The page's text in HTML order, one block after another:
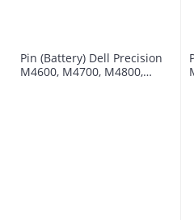
Pin (Battery) Dell Precision
M4600, M4700, M4800,